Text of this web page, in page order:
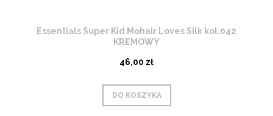
Essentials Super Kid Mohair Loves Silk kol.042
KREMOWY
46,00 zł
DO KOSZYKA